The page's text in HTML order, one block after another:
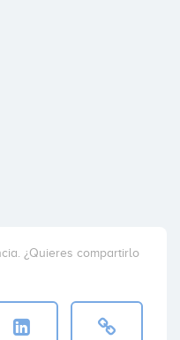
¿Quieres compartirlo